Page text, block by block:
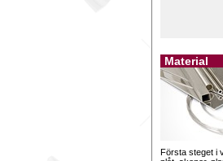
Material
Första steget i